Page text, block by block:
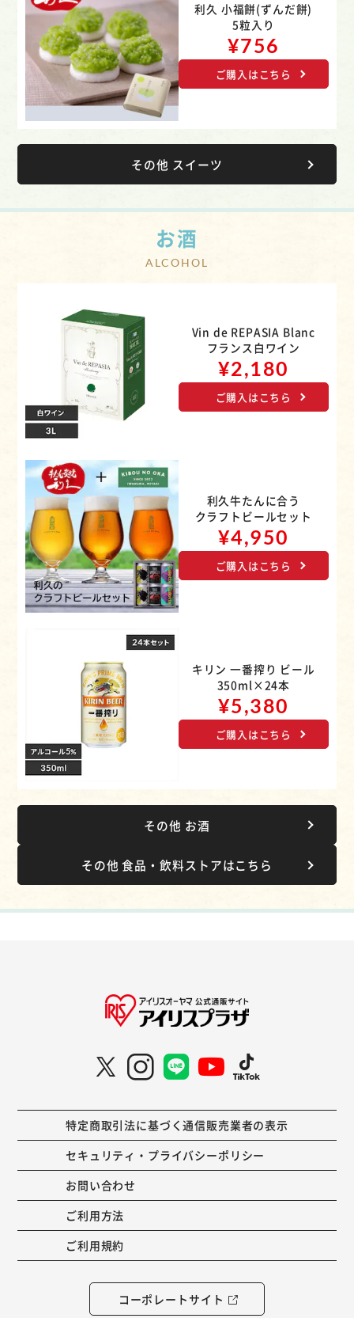
利久 小福餅(ずんだ餅)
5粒入り
¥756
ご購入はこちら
その他 スイーツ
お酒
Vin de REPASIA Blanc
フランス白ワイン
¥2,180
ご購入はこちら
利久牛たんに合う
クラフトビールセット
¥4,950
ご購入はこちら
キリン 一番搾り ビール
350ml×24本
¥5,380
ご購入はこちら
その他 お酒
その他 食品・飲料ストアはこちら
特定商取引法に基づく通信販売業者の表示
セキュリティ・プライバシーポリシー
お問い合わせ
ご利用方法
ご利用規約
コーポレートサイト